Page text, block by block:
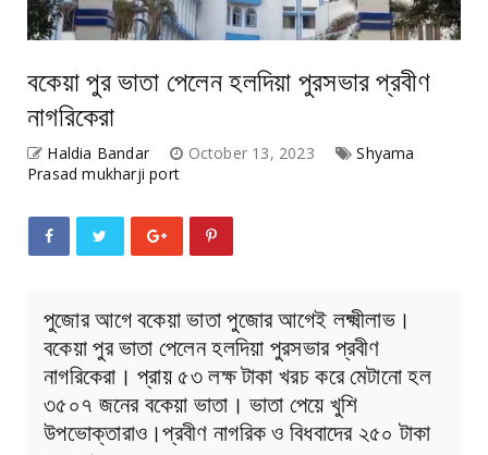
বকেয়া পুর ভাতা পেলেন হলদিয়া পুরসভার প্রবীণ
নাগরিকেরা
Haldia Bandar October 13, 2023
Shyama
Prasad mukharji port
পুজোর আগে বকেয়া ভাতা পুজোর আগেই লক্ষ্মীলাভ।
বকেয়া পুর ভাতা পেলেন হলদিয়া পুরসভার প্রবীণ
নাগরিকেরা। প্রায় ৫৩ লক্ষ টাকা খরচ করে মেটানো হল
৩৫০৭ জনের বকেয়া ভাতা। ভাতা পেয়ে খুশি
উপভোক্তারাও।প্রবীণ নাগরিক ও বিধবাদের ২৫০ টাকা